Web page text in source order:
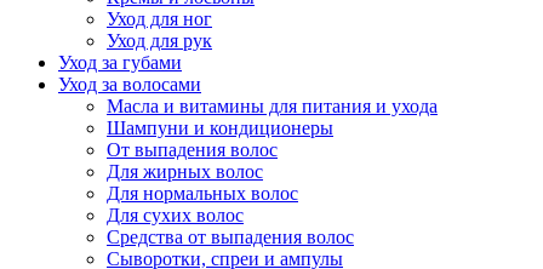
Уход для ног
Уход для рук
Уход за губами
Уход за волосами
Масла и витамины для питания и ухода
Шампуни и кондиционеры
От выпадения волос
Для жирных волос
Для нормальных волос
Для сухих волос
Средства от выпадения волос
Сыворотки, спреи и ампулы